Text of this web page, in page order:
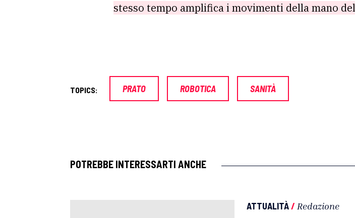
stesso tempo amplifica i movimenti della mano
TOPICS: PRATO ROBOTICA SANITÀ
POTREBBE INTERESSARTI ANCHE
ATTUALITÀ/ Redazione